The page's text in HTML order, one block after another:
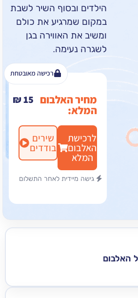
הילדים ובסוף השיר לשבת
במקום שמרגיע את כולם
ומשיב את האווירה בגן
לשגרה נעימה.
מחיר האלבום ₪15
לרכישת
האלבום
שירים
בודדים
גישה מיידית לאחר התשלום
רכישה מאובטחת